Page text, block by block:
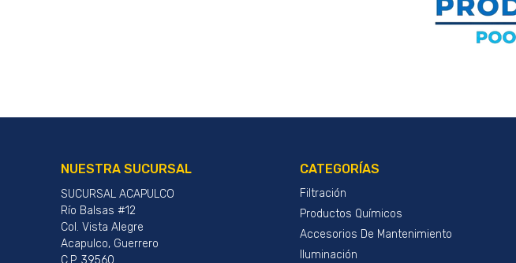
NUESTRA SUCURSAL
SUCURSAL ACAPULCO
Río Balsas #12
Col. Vista Alegre
Acapulco, Guerrero
C.P. 39560
CATEGORÍAS
Filtración
Productos Químicos
Accesorios De Mantenimiento
Iluminación